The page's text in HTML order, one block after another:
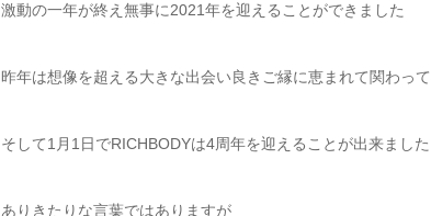
激動の一年が終え無事に2021年を迎えることができました
昨年は想像を超える大きな出会い良きご縁に恵まれて関わっ
そして1月1日でRICHBODYは4周年を迎えることが出来ました
ありきたりな言葉ではありますが